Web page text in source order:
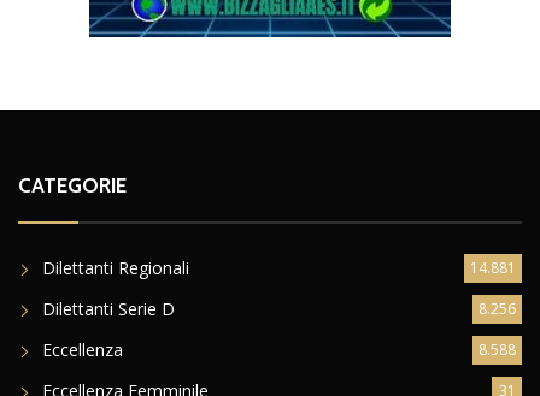
CATEGORIE
Dilettanti Regionali 14.881
Dilettanti Serie D 8.256
Eccellenza 8.588
Eccellenza Femminile 31